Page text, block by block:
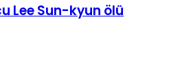
Lee Sun-kyun ölü